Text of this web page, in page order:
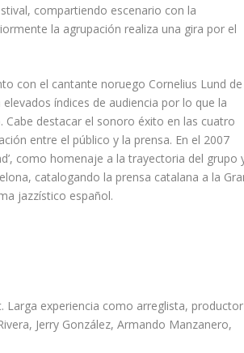
compartiendo escenario con la
la agrupación realiza una gira por el
con el cantante noruego Cornelius Lund de
índices de audiencia por lo que la
destacar el sonoro éxito en las cuatro
entre el público y la prensa. En el 2007
como homenaje a la trayectoria del grupo
catalogando la prensa catalana a la
jazzístico español.
Larga experiencia como arreglista, productor
Jerry González, Armando Manzanero,